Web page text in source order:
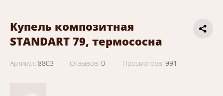
Купель композитная
STANDART 79, термососна
Артикул: 8803 Отзывов: 0 Просмотров: 991